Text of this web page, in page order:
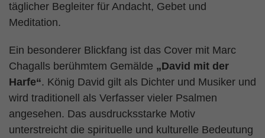
täglicher Begleiter für Andacht, Gebet und
Meditation.
Ein besonderer Blickfang ist das Cover mit Marc
Chagalls berühmtem Gemälde „David mit der
Harfe“. König David gilt als Dichter und Musiker und
wird traditionell als Verfasser vieler Psalmen
angesehen. Das ausdrucksstarke Motiv
unterstreicht die spirituelle und kulturelle Bedeutung